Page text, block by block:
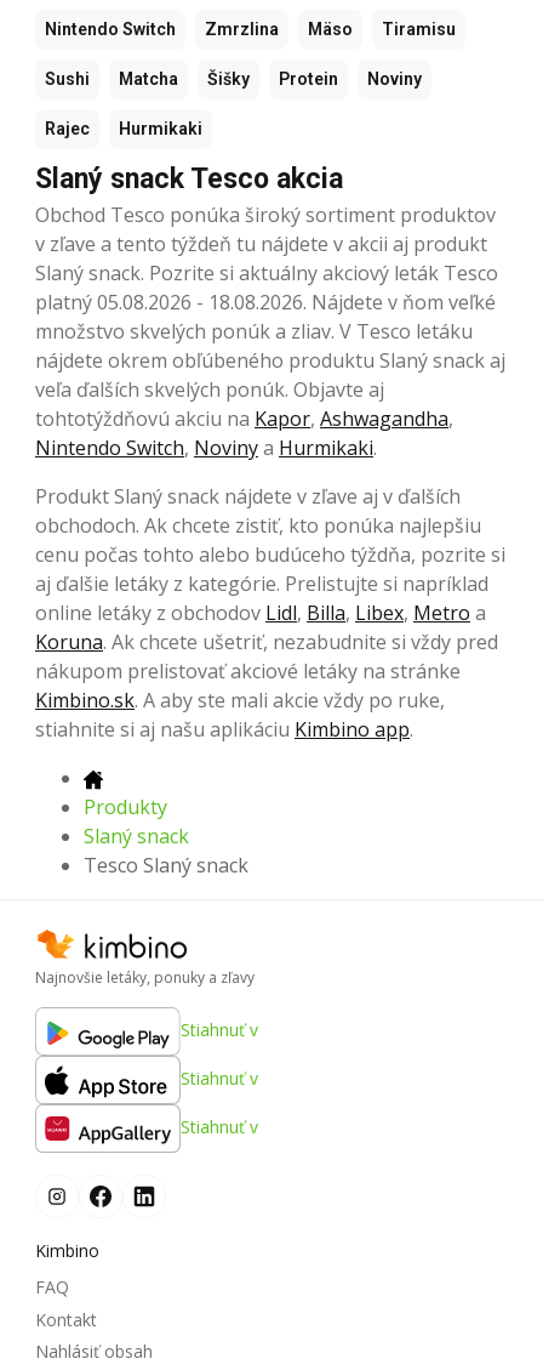
Nintendo Switch Zmrzlina Mäso Tiramisu
Sushi Matcha Šišky Protein Noviny
Rajec Hurmikaki
Slaný snack Tesco akcia
Obchod Tesco ponúka široký sortiment produktov
v zľave a tento týždeň tu nájdete v akcii aj produkt
Slaný snack. Pozrite si aktuálny akciový leták Tesco
platný 05.08.2026 - 18.08.2026. Nájdete v ňom veľké
množstvo skvelých ponúk a zliav. V Tesco letáku
nájdete okrem obľúbeného produktu Slaný snack aj
veľa ďalších skvelých ponúk. Objavte aj
tohtotýždňovú akciu na Kapor, Ashwagandha,
Nintendo Switch, Novinya Hurmikaki.
Produkt Slaný snack nájdete v zľave aj v ďalších
obchodoch. Ak chcete zistiť, kto ponúka najlepšiu
cenu počas tohto alebo budúceho týždňa, pozrite si
aj ďalšie letáky z kategórie. Prelistujte si napríklad
online letáky z obchodov Lidl, Billa, Libex, Metro a
Koruna. Ak chcete ušetriť, nezabudnite si vždy pred
nákupom prelistovať akciové letáky na stránke
Kimbino.sk. A aby ste mali akcie vždy po ruke,
stiahnite si aj našu aplikáciu Kimbino app.
Produkty
Slaný snack
Tesco Slaný snack
Najnovšie letáky, ponuky a zľavy
Stiahnuť v
Stiahnuť v
Stiahnuť v
Kimbino
FAQ
Kontakt
Nahlásiť obsah